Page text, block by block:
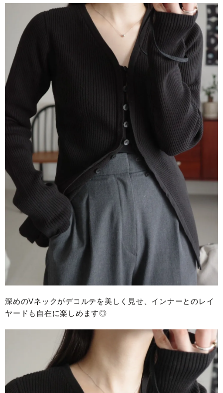
深めのVネックがデコルテを美しく見せ、インナーとのレイ
ヤードも自在に楽しめます◎